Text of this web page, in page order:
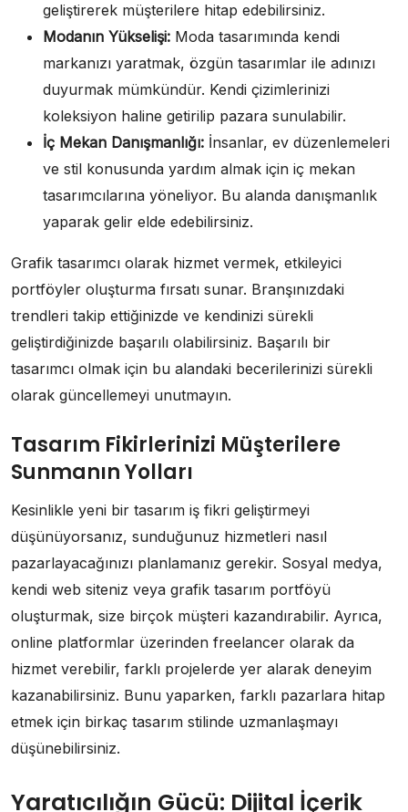
geliştirerek müşterilere hitap edebilirsiniz.
Modanın Yükselişi: Moda tasarımında kendi
markanızı yaratmak, özgün tasarımlar ile adınızı
duyurmak mümkündür. Kendi çizimlerinizi
koleksiyon haline getirilip pazara sunulabilir.
İç Mekan Danışmanlığı: İnsanlar, ev düzenlemeleri
ve stil konusunda yardım almak için iç mekan
tasarımcılarına yöneliyor. Bu alanda danışmanlık
yaparak gelir elde edebilirsiniz.
Grafik tasarımcı olarak hizmet vermek, etkileyici
portföyler oluşturma fırsatı sunar. Branşınızdaki
trendleri takip ettiğinizde ve kendinizi sürekli
geliştirdiğinizde başarılı olabilirsiniz. Başarılı bir
tasarımcı olmak için bu alandaki becerilerinizi sürekli
olarak güncellemeyi unutmayın.
Tasarım Fikirlerinizi Müşterilere
Sunmanın Yolları
Kesinlikle yeni bir tasarım iş fikri geliştirmeyi
düşünüyorsanız, sunduğunuz hizmetleri nasıl
pazarlayacağınızı planlamanız gerekir. Sosyal medya,
kendi web siteniz veya grafik tasarım portföyü
oluşturmak, size birçok müşteri kazandırabilir. Ayrıca,
online platformlar üzerinden freelancer olarak da
hizmet verebilir, farklı projelerde yer alarak deneyim
kazanabilirsiniz. Bunu yaparken, farklı pazarlara hitap
etmek için birkaç tasarım stilinde uzmanlaşmayı
düşünebilirsiniz.
Yaratıcılığın Gücü: Dijital İçerik